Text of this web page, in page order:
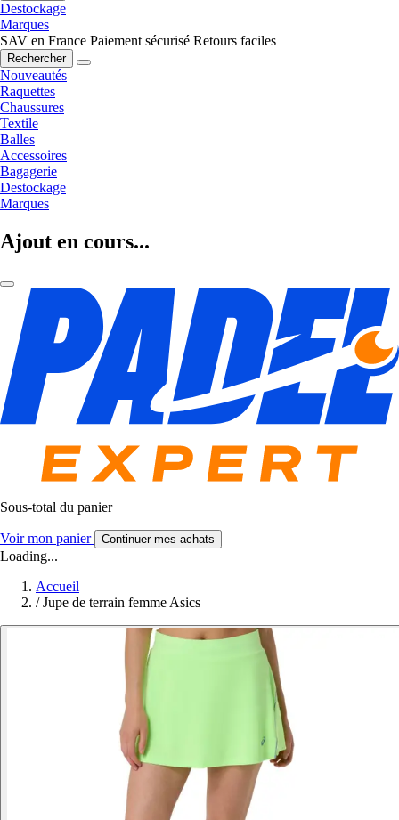
Destockage
Marques
SAV en France Paiement sécurisé Retours faciles
Rechercher
Nouveautés
Raquettes
Chaussures
Textile
Balles
Accessoires
Bagagerie
Destockage
Marques
Ajout en cours...
Sous-total du panier
Voir mon panier Continuer mes achats
Loading...
Accueil
/ Jupe de terrain femme Asics